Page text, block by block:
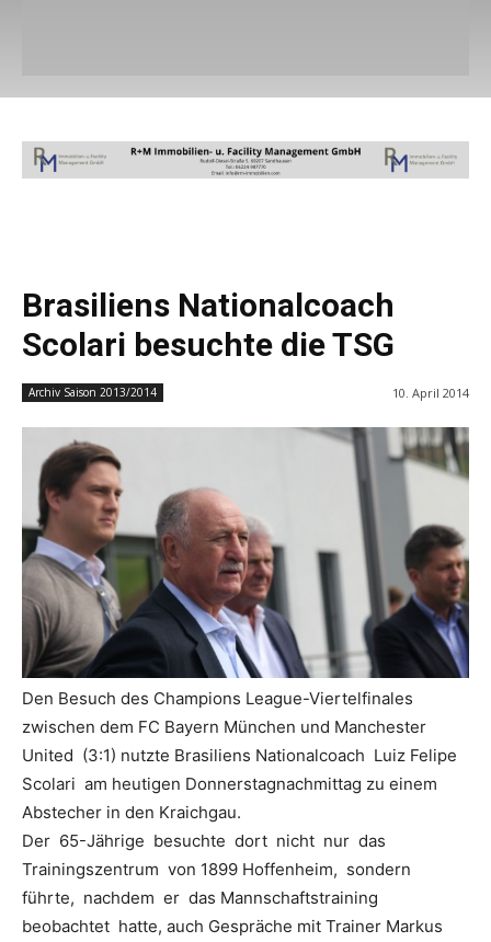
Brasiliens Nationalcoach
Scolari besuchte die TSG
Archiv Saison 2013/2014 10. April 2014
Den Besuch des Champions League-Viertelfinales
zwischen dem FC Bayern München und Manchester
United (3:1) nutzte Brasiliens Nationalcoach Luiz Felipe
Scolari am heutigen Donnerstagnachmittag zu einem
Abstecher in den Kraichgau.
Der 65-Jährige besuchte dort nicht nur das
Trainingszentrum von 1899 Hoffenheim, sondern
führte, nachdem er das Mannschaftstraining
beobachtet hatte, auch Gespräche mit Trainer Markus